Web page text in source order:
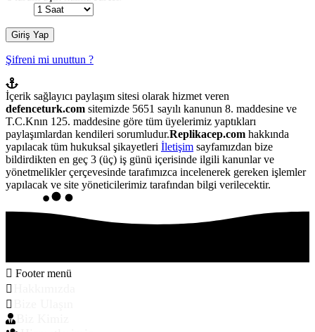
Şifreni mi unuttun ?
İçerik sağlayıcı paylaşım sitesi olarak hizmet veren
defenceturk.com sitemizde 5651 sayılı kanunun 8. maddesine ve
T.C.Knın 125. maddesine göre tüm üyelerimiz yaptıkları
paylaşımlardan kendileri sorumludur.Replikacep.com hakkında
yapılacak tüm hukuksal şikayetleri İletişim sayfamızdan bize
bildirdikten en geç 3 (üç) iş günü içerisinde ilgili kanunlar ve
yönetmelikler çerçevesinde tarafımızca incelenerek gereken işlemler
yapılacak ve site yöneticilerimiz tarafından bilgi verilecektir.
Footer menü